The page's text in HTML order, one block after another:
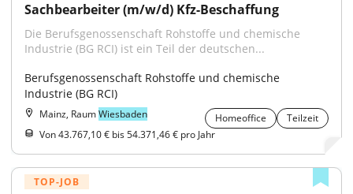
Sachbearbeiter (m/w/d) Kfz-Beschaffung
Die Berufsgenossenschaft Rohstoffe und chemische
Industrie (BG RCI) ist ein Teil der deutschen...
Berufsgenossenschaft Rohstoffe und chemische
Industrie (BG RCI)
Mainz, RaumWiesbaden Homeoffice
Teilzeit
Von 43.767,10 € bis 54.371,46 € pro Jahr
TOP-JOB